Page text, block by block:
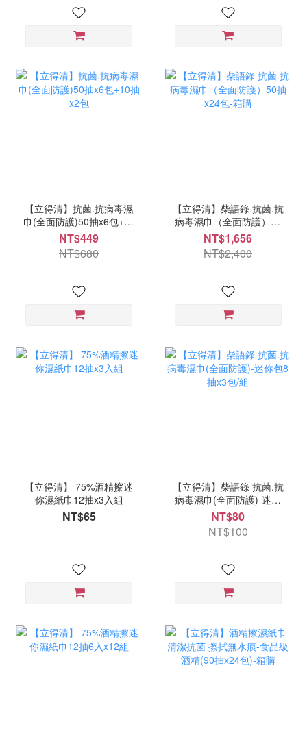
【立得清】抗菌.抗病毒濕
巾(全面防護)50抽x6包+10
抽x2包
NT$449
NT$680
【立得清】柴語錄 抗菌.抗
病毒濕巾（全面防護）50
抽x24包-箱購
NT$1,656
NT$2,400
【立得清】 75%酒精擦迷
你濕紙巾12抽x3入組
NT$65
【立得清】柴語錄 抗菌.抗
病毒濕巾(全面防護)-迷你
包8抽x3包/組
NT$80
NT$100